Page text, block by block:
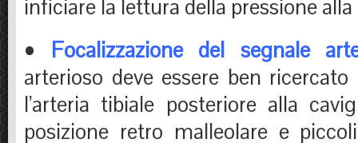
inficiare la lettura della pressione alla
• Focalizzazione del segnale
arterioso deve essere ben
l’arteria tibiale posteriore alla
posizione retro malleolare e